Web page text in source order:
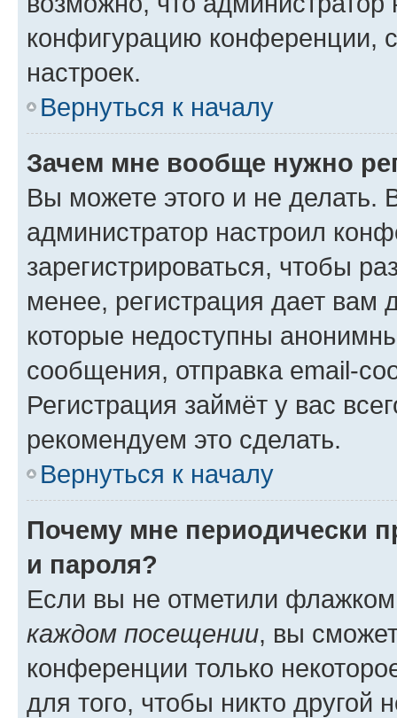
конфигурацию конференции,
настроек.
Вернуться к началу
Зачем мне вообще нужно
Вы можете этого и не делать.
администратор настроил
зарегистрироваться, чтобы
менее, регистрация дает вам
которые недоступны
сообщения, отправка email-
Регистрация займёт у вас
рекомендуем это сделать.
Вернуться к началу
Почему мне периодически
и пароля?
Если вы не отметили
каждом посещении, вы
конференции только
для того, чтобы никто другой